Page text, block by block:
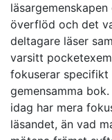
överflöd och det
deltagare läser
varsitt
fokuserar specifikt
gemensamma
idag har mera
läsandet, än vad